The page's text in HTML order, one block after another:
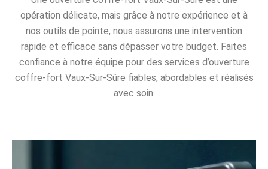
opération délicate, mais grâce à notre expérience et à
nos outils de pointe, nous assurons une intervention
rapide et efficace sans dépasser votre budget. Faites
confiance à notre équipe pour des services d’ouverture
coffre-fort Vaux-Sur-Sûre fiables, abordables et réalisés
avec soin.